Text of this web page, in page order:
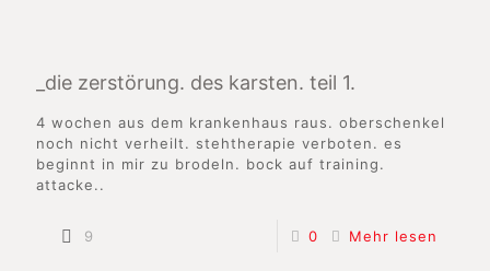
_die zerstörung. des karsten. teil 1.
4 wochen aus dem krankenhaus raus. oberschenkel
noch nicht verheilt. stehtherapie verboten. es
beginnt in mir zu brodeln. bock auf training.
attacke..
9 0 Mehr lesen